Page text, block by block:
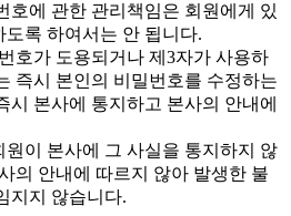
에 관한 관리책임은 회원에게 있
도록 하여서는 안 됩니다.
호가 도용되거나 제3자가 사용하
즉시 본인의 비밀번호를 수정하는
시 본사에 통지하고 본사의 안내에
이 본사에 그 사실을 통지하지 않
의 안내에 따르지 않아 발생한 불
지지 않습니다.